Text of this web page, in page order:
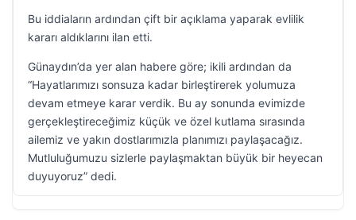
Bu iddiaların ardından çift bir açıklama yaparak evlilik
kararı aldıklarını ilan etti.
Günaydın’da yer alan habere göre; ikili ardından da
“Hayatlarımızı sonsuza kadar birleştirerek yolumuza
devam etmeye karar verdik. Bu ay sonunda evimizde
gerçekleştireceğimiz küçük ve özel kutlama sırasında
ailemiz ve yakın dostlarımızla planımızı paylaşacağız.
Mutluluğumuzu sizlerle paylaşmaktan büyük bir heyecan
duyuyoruz” dedi.